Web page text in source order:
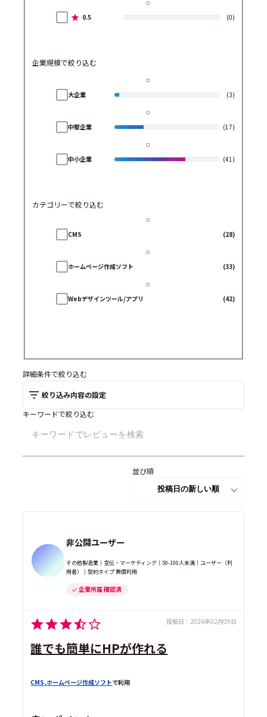
0.5 (0)
企業規模で絞り込む
大企業 (3)
中堅企業 (17)
中小企業 (41)
カテゴリーで絞り込む
CMS (28)
ホームページ作成ソフト (33)
Webデザインツール/アプリ (42)
詳細条件で絞り込む
絞り込み内容の設定
キーワードで絞り込む
並び順
非公開ユーザー
その他製造業｜宣伝・マーケティング｜50-100人未満｜ユーザー（利
用者）｜契約タイプ 無償利用
企業所属 確認済
投稿日： 2026年02月09日
誰でも簡単にHPが作れる
CMS ,ホームページ作成ソフトで利用